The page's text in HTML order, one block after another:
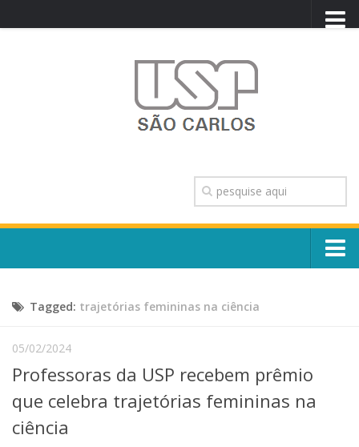
TRANSPARÊNCIA
OUVIDORIA
CONTATO
Escola, Institutos e Órgãos
Núcleos e Comissões
Telefones e Mapas
Pessoas
Ensino
Graduação
Tagged: trajetórias femininas na ciência
05/02/2024
Professoras da USP recebem prêmio
que celebra trajetórias femininas na
ciência